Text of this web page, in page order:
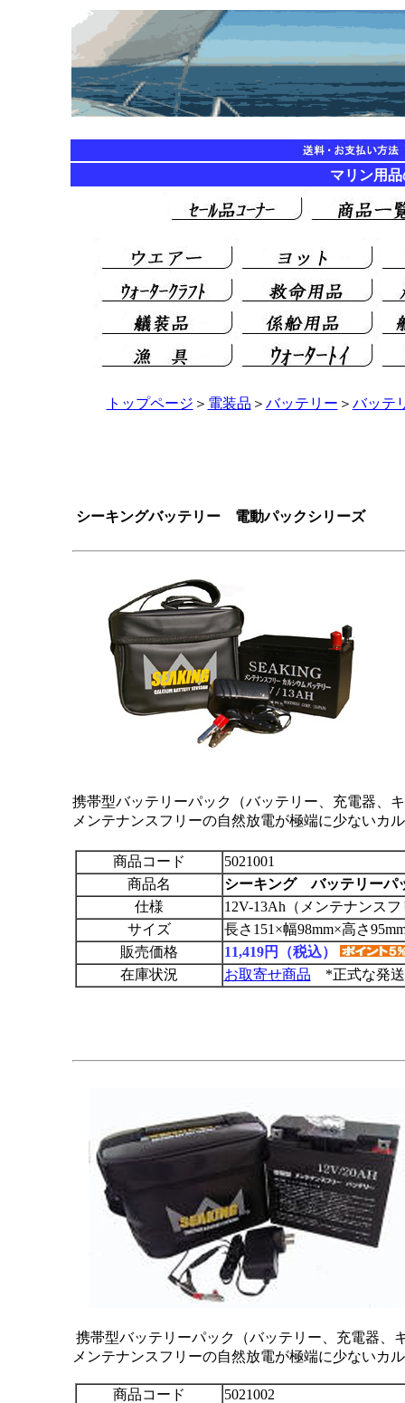
マリン用
トップページ ＞ 電装品 ＞ バッテリー ＞ バッテ
シーキングバッテリー 電動パックシリーズ
携帯型バッテリーパック（バッテリー、充電器、
メンテナンスフリーの自然放電が極端に少ないカ
商品コード
5021001
商品名
シーキング バッテリーパ
仕様
12V-13Ah（メンテナンス
サイズ
長さ151×幅98mm×高さ
販売価格
11,419円（税込）
在庫状況
お取寄せ商品 *正式な発送
携帯型バッテリーパック（バッテリー、充電器、
メンテナンスフリーの自然放電が極端に少ないカ
商品コード
5021002